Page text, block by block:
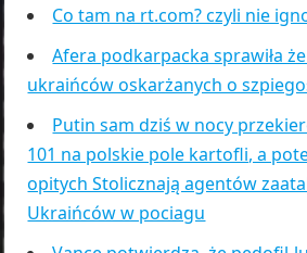
Co tam na rt.com? czyli nie
Afera podkarpacka sprawiła
ukraińców oskarżanych o
Putin sam dziś w nocy
101 na polskie pole kartofli, a
opitych Stolicznają agentów
Ukraińców w pociagu